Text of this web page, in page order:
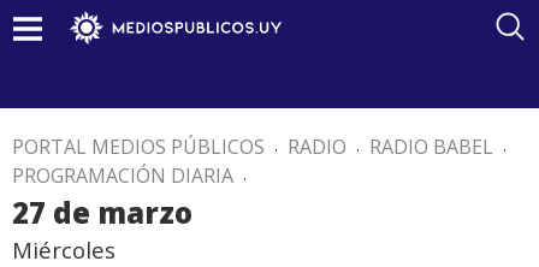
PORTAL MEDIOS PÚBLICOS . RADIO . RADIO BABEL .
PROGRAMACIÓN DIARIA .
27 de marzo
Miércoles